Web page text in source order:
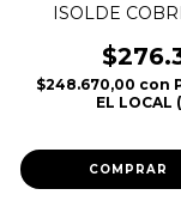
ISOLDE
$248.670,00 con
EL LOCAL